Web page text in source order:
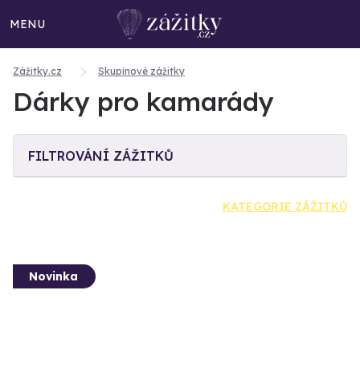
MENU
Zážitky.cz Skupinové zážitky
Dárky pro kamarády
FILTROVÁNÍ ZÁŽITKŮ
KATEGORIE ZÁŽITKŮ
Novinka